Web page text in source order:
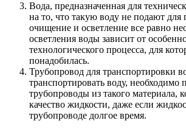
Вода, предназначенная для
на то, что такую воду не подают для
очищение и осветление все равно
осветления воды зависит от
технологического процесса, для
понадобилась.
Трубопровод для транспортировки
транспортировать воду, необходимо
трубопроводы из такого материала,
качество жидкости, даже если
трубопроводе долгое время.